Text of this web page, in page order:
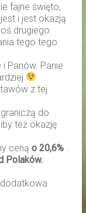
fajne święto,
i jest okazją
drugiego.
tego tego
Panów. Panie
z tej
do
też okazję
ceną o 20,6%.
Polaków.